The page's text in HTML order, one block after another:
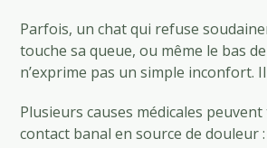
Parfois, un chat qui refuse
touche sa queue, ou même le bas
n’exprime pas un simple inconfort.
Plusieurs causes médicales
contact banal en source de douleur :